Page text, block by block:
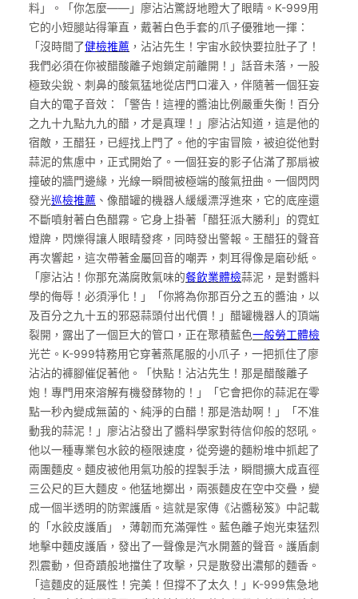
料」。「你怎麼——」廖沾沾驚訝地瞪大了眼睛。K-999用
它的小短腿站得筆直，戴著白色手套的爪子優雅地一揮：
「沒時間了健檢推薦 ，沾沾先生！宇宙水餃快要拉肚子了！
我們必須在你被醋酸離子炮鎖定前離開！」話音未落，一股
極致尖銳、刺鼻的酸氣猛地從店門口灌入，伴隨著一個狂妄
自大的電子音效：「警告！這裡的醬油比例嚴重失衡！百分
之九十九點九九的醋，才是真理！」廖沾沾知道，這是他的
宿敵，王醋狂，已經找上門了。他的宇宙冒險，被迫從他對
蒜泥的焦慮中，正式開始了。一個狂妄的影子佔滿了那扇被
撞破的牆門邊緣，光線一瞬間被極端的酸氣扭曲。一個閃閃
發光巡檢推薦 、像醋罐的機器人緩緩漂浮進來，它的底座還
不斷噴射著白色醋霧。它身上掛著「醋狂派大勝利」的霓虹
燈牌，閃爍得讓人眼睛發疼，同時發出警報。王醋狂的聲音
再次響起，這次帶著金屬回音的嘲弄，刺耳得像是磨砂紙。
「廖沾沾！你那充滿腐敗氣味的餐飲業體檢蒜泥，是對醬料
學的侮辱！必須淨化！」「你將為你那百分之五的醬油，以
及百分之九十五的邪惡蒜頭付出代價！」醋罐機器人的頂端
裂開，露出了一個巨大的管口，正在聚積藍色一般勞工體檢
光芒。K-999特務用它穿著燕尾服的小爪子，一把抓住了廖
沾沾的褲腳催促著他。「快點！沾沾先生！那是醋酸離子
炮！專門用來溶解有機發酵物的！」「它會把你的蒜泥在零
點一秒內變成無菌的、純淨的白醋！那是浩劫啊！」「不准
動我的蒜泥！」廖沾沾發出了醬料學家對待信仰般的怒吼。
他以一種專業包水餃的極限速度，從旁邊的麵粉堆中抓起了
兩團麵皮。麵皮被他用氣功般的捏製手法，瞬間擴大成直徑
三公尺的巨大麵皮。他猛地擲出，兩張麵皮在空中交疊，變
成一個半透明的防禦護盾。這就是家傳《沾醬秘笈》中記載
的「水餃皮護盾」，薄韌而充滿彈性。藍色離子炮光束猛烈
地擊中麵皮護盾，發出了一聲像是汽水開蓋的聲音。護盾劇
烈震動，但奇蹟般地擋住了攻擊，只是散發出濃郁的麵香。
「這麵皮的延展性！完美！但撐不了太久！」K-999焦急地